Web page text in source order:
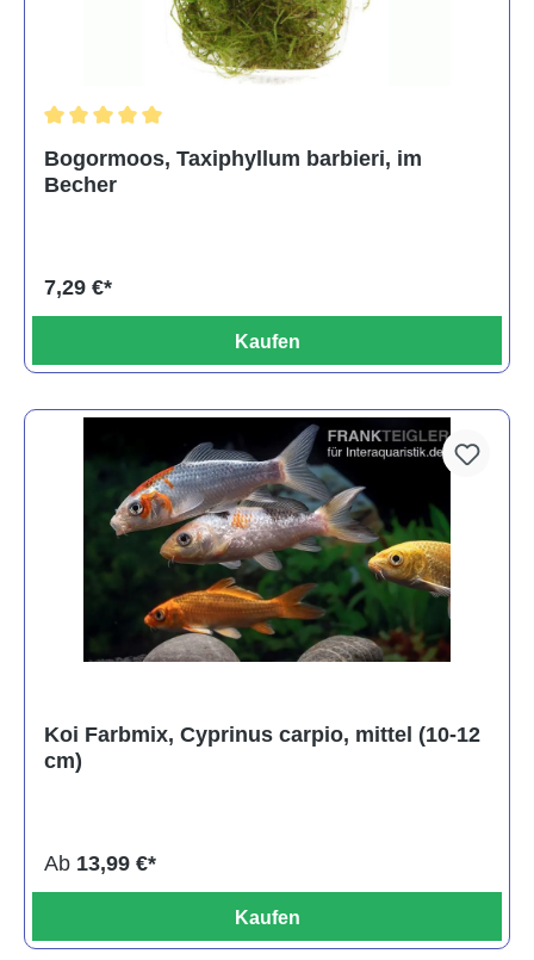
Bogormoos, Taxiphyllum barbieri, im
Becher
7,29 €*
Kaufen
Koi Farbmix, Cyprinus carpio, mittel (10-12
cm)
Ab 13,99 €*
Kaufen